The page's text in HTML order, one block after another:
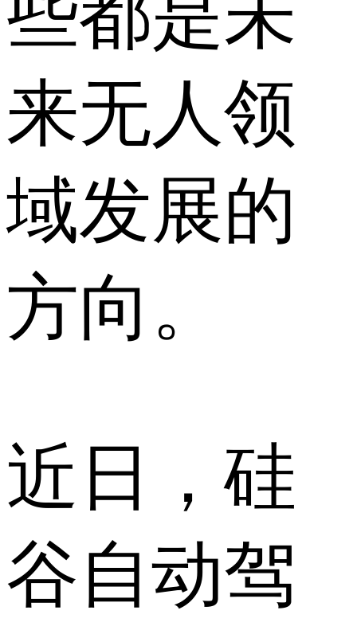
些都是未
来无人领
域发展的
方向。
近日，硅
谷自动驾